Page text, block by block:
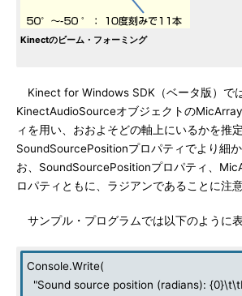
Kinectのビーム・フォーミング
Kinect for Windows SDK（ベータ版）では
KinectAudioSourceオブジェクトの
ィを用い、おおよそどの軸上にいるかを推
SoundSourcePositionプロパティでより細
お、SoundSourcePositionプロパティ、
ロパティともに、ラジアンであることに注意
サンプル・プログラムでは以下のように表
Console.Write(
"Sound source position (radians):